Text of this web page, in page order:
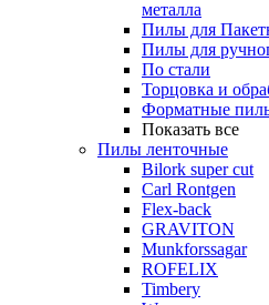
металла
Пилы для
Пилы для
По стали
Торцовка и
Форматные
Показать все
Пилы ленточные
Bilork super cut
Carl Rontgen
Flex-back
GRAVITON
Munkforssagar
ROFELIX
Timbery